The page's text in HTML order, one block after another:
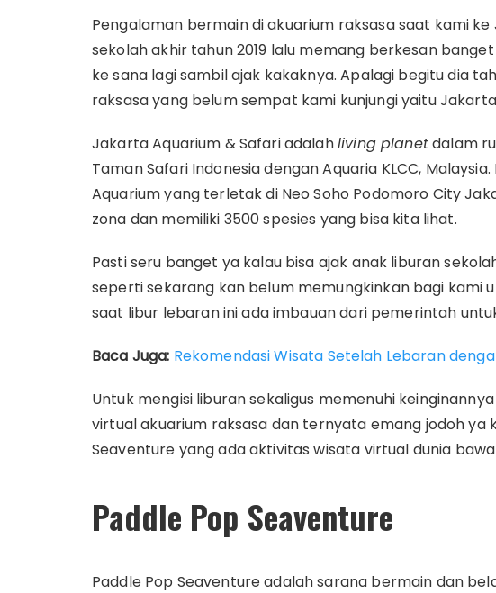
Pengalaman bermain di akuarium raksasa saat kami
sekolah akhir tahun 2019 lalu memang berkesan
ke sana lagi sambil ajak kakaknya. Apalagi begitu dia
raksasa yang belum sempat kami kunjungi yaitu
Jakarta Aquarium & Safari adalahliving planetdalam
Taman Safari Indonesia dengan Aquaria KLCC,
Aquarium yang terletak di Neo Soho Podomoro City
zona dan memiliki 3500 spesies yang bisa kita lihat.
Pasti seru banget ya kalau bisa ajak anak liburan
seperti sekarang kan belum memungkinkan bagi kami
saat libur lebaran ini ada imbauan dari pemerintah
Baca Juga: Rekomendasi Wisata Setelah Lebaran
Untuk mengisi liburan sekaligus memenuhi
virtual akuarium raksasa dan ternyata emang jodoh ya
Seaventure yang ada aktivitas wisata virtual dunia
Paddle Pop Seaventure
Paddle Pop Seaventure adalah sarana bermain dan